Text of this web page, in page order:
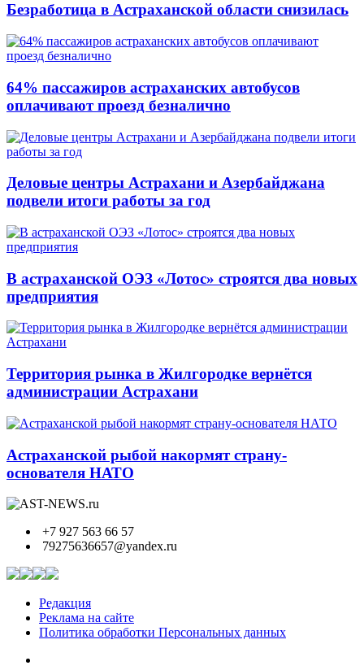
Безработица в Астраханской области снизилась
64% пассажиров астраханских автобусов
оплачивают проезд безналично
Деловые центры Астрахани и Азербайджана
подвели итоги работы за год
В астраханской ОЭЗ «Лотос» строятся два новых
предприятия
Территория рынка в Жилгородке вернётся
администрации Астрахани
Астраханской рыбой накормят страну-
основателя НАТО
+7 927 563 66 57
79275636657@yandex.ru
Редакция
Реклама на сайте
Политика обработки Персональных данных